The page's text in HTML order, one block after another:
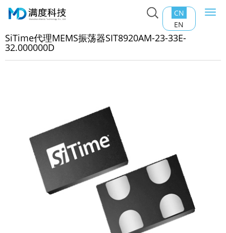
CN
EN
主页>产品中心>石英晶振
SiTime代理MEMS振荡器
SiTime代理MEMS振荡器SIT8920AM-23-33E-
32.000000D